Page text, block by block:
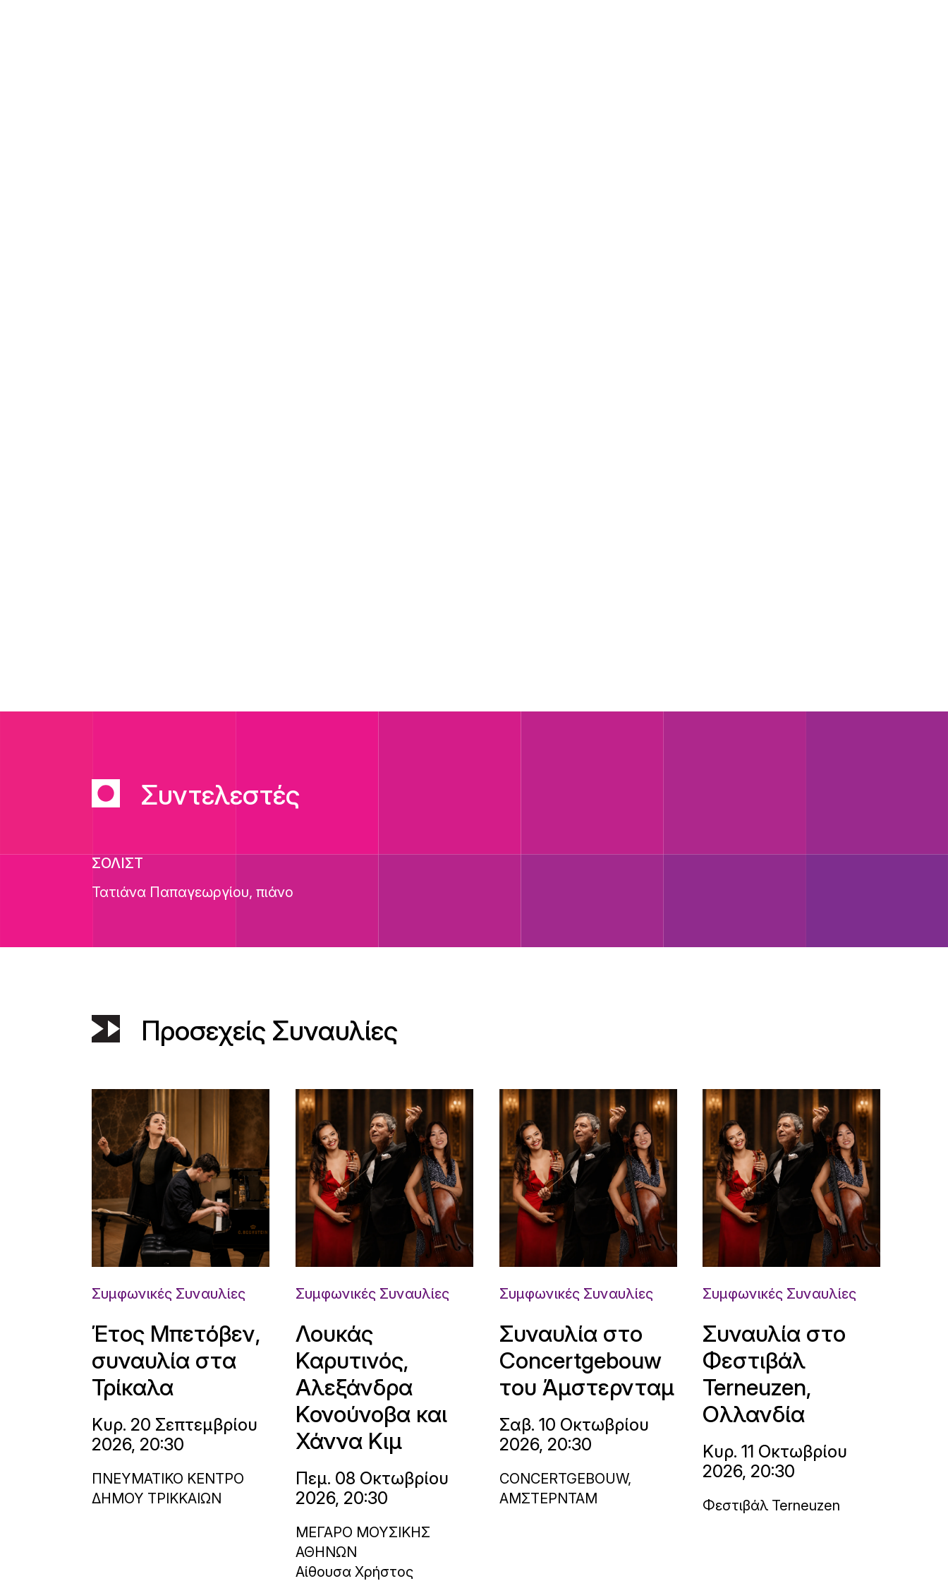
Συντελεστές
ΣΟΛΙΣΤ
Τατιάνα Παπαγεωργίου, πιάνο
Προσεχείς Συναυλίες
Συμφωνικές Συναυλίες
Έτος Μπετόβεν,
συναυλία στα
Τρίκαλα
Κυρ. 20 Σεπτεμβρίου
2026, 20:30
ΠΝΕΥΜΑΤΙΚΟ ΚΕΝΤΡΟ
ΔΗΜΟΥ ΤΡΙΚΚΑΙΩΝ
Συμφωνικές Συναυλίες
Λουκάς
Καρυτινός,
Αλεξάνδρα
Κονούνοβα και
Χάννα Κιμ
Πεμ. 08 Οκτωβρίου
2026, 20:30
ΜΕΓΑΡΟ ΜΟΥΣΙΚΗΣ
ΑΘΗΝΩΝ
Αίθουσα Χρήστος
Συμφωνικές Συναυλίες
Συναυλία στο
Concertgebouw
του Άμστερνταμ
Σαβ. 10 Οκτωβρίου
2026, 20:30
CONCERTGEBOUW,
ΑΜΣΤΕΡΝΤΑΜ
Συμφωνικές Συναυλίες
Συναυλία στο
Φεστιβάλ
Terneuzen,
Ολλανδία
Κυρ. 11 Οκτωβρίου
2026, 20:30
Φεστιβάλ Terneuzen